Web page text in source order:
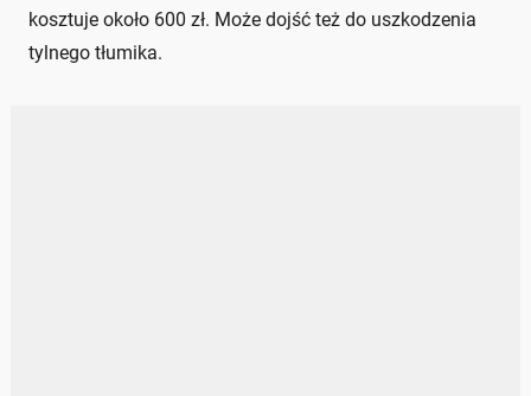
kosztuje około 600 zł. Może dojść też do uszkodzenia
tylnego tłumika.